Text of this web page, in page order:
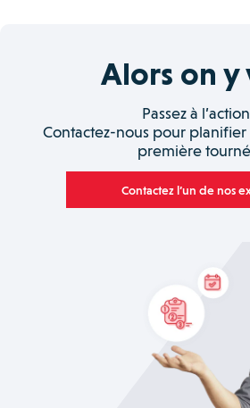
Alors on y
Passez à
Contactez-nous pour
première
Contactez l’un de nos